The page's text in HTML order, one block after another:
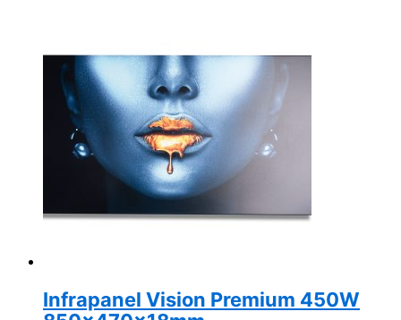
Infrapanel Vision Premium 450W